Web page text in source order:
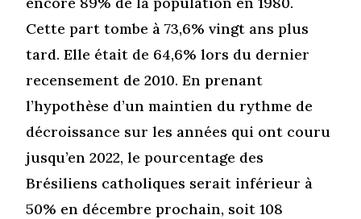
Cette part tombe à 73,6% vingt ans plus
tard. Elle était de 64,6% lors du dernier
recensement de 2010. En prenant
l’hypothèse d’un maintien du rythme de
décroissance sur les années qui ont couru
jusqu’en 2022, le pourcentage des
Brésiliens catholiques serait inférieur à
50% en décembre prochain, soit 108